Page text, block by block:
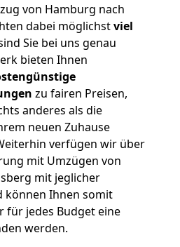
von Hamburg nach
dabei möglichstviel
Sie bei uns genau
bieten Ihnen
zu fairen Preisen,
anderes als die
neuen Zuhause
verfügen wir über
mit Umzügen von
mit jeglicher
können Ihnen somit
für jedes Budget eine
werden.